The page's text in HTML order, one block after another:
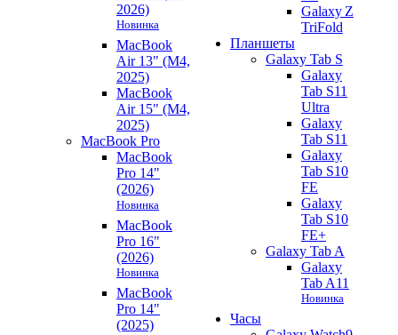
2026)
Новинка
MacBook
Air 13" (M4,
2025)
MacBook
Air 15" (M4,
2025)
MacBook Pro
MacBook
Pro 14"
(2026)
Новинка
MacBook
Pro 16"
(2026)
Новинка
MacBook
Pro 14"
(2025)
Galaxy Z
TriFold
Планшеты
Galaxy Tab S
Galaxy
Tab S11
Ultra
Galaxy
Tab S11
Galaxy
Tab S10
FE
Galaxy
Tab S10
FE+
Galaxy Tab A
Galaxy
Tab A11
Новинка
Часы